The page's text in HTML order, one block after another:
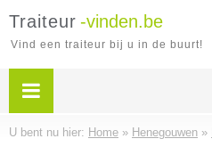
Traiteur -vinden.be
Vind een traiteur bij u in de buurt!
U bent nu hier: Home » Henegouwen »